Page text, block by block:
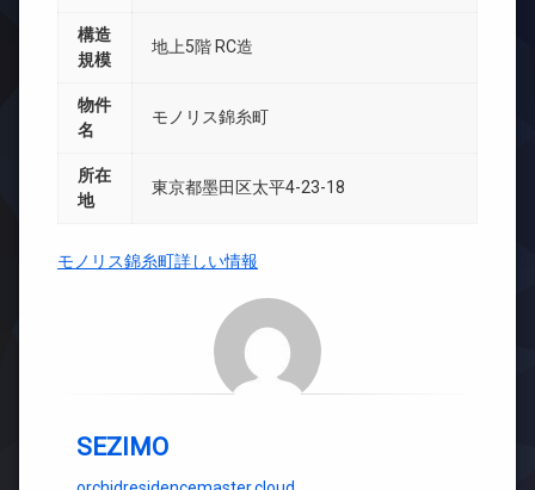
構造
規模
地上5階 RC造
物件
名
モノリス錦糸町
所在
地
東京都墨田区太平4-23-18
モノリス錦糸町詳しい情報
SEZIMO